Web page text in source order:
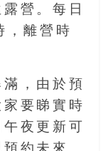
營。每日
，離營時
，由於預
要睇實時
夜更新可